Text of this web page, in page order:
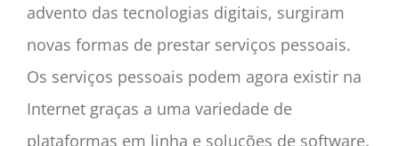
advento das tecnologias digitais, surgiram
novas formas de prestar serviços pessoais.
Os serviços pessoais podem agora existir na
Internet graças a uma variedade de
plataformas em linha e soluções de software.